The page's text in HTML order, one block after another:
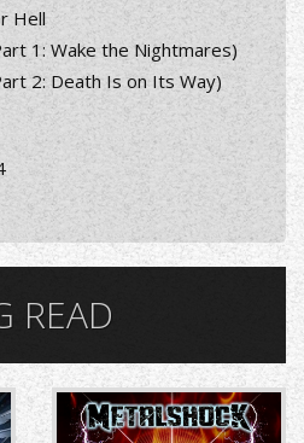
Hell
1: Wake the Nightmares)
2: Death Is on Its Way)
READ